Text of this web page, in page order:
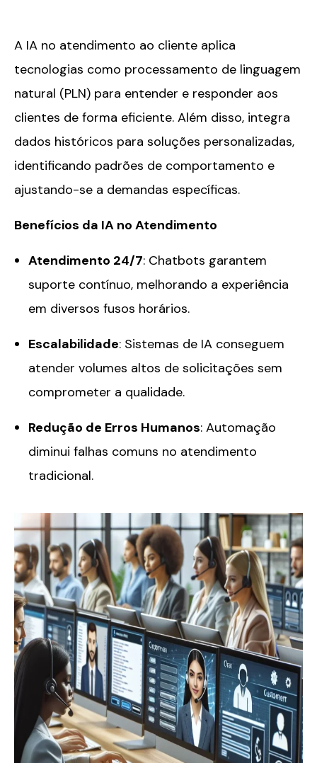
A IA no atendimento ao cliente aplica
tecnologias como processamento de linguagem
natural (PLN) para entender e responder aos
clientes de forma eficiente. Além disso, integra
dados históricos para soluções personalizadas,
identificando padrões de comportamento e
ajustando-se a demandas específicas.
Benefícios da IA no Atendimento
Atendimento 24/7: Chatbots garantem
suporte contínuo, melhorando a experiência
em diversos fusos horários.
Escalabilidade: Sistemas de IA conseguem
atender volumes altos de solicitações sem
comprometer a qualidade.
Redução de Erros Humanos: Automação
diminui falhas comuns no atendimento
tradicional.